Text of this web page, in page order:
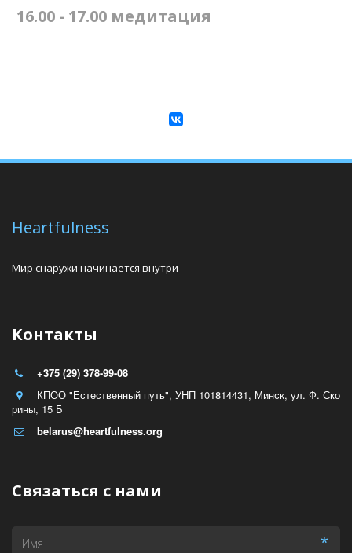
16.00 - 17.00 медитация
Heartfulness
Мир снаружи начинается внутри
Контакты
+375 (29) 378-99-08
КПОО "Естественный путь", УНП 101814431, Минск, ул. Ф. Ско
рины, 15 Б
belarus@heartfulness.org
Связаться с нами
*